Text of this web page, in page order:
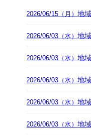
2026/06/15（月）地
2026/06/03（水）地
2026/06/03（水）地
2026/06/03（水）地
2026/06/03（水）地
2026/06/03（水）地